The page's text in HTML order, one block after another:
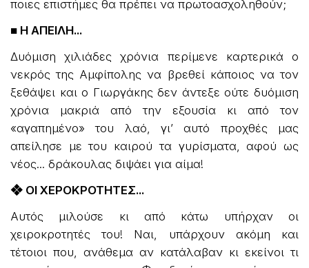
ποιες επιστήμες θα πρέπει να πρωτοασχοληθούν;
■ Η ΑΠΕΙΛΗ...
Δυόμιση χιλιάδες χρόνια περίμενε καρτερικά ο
νεκρός της Αμφίπολης να βρεθεί κάποιος να τον
ξεθάψει και ο Γιωργάκης δεν άντεξε ούτε δυόμιση
χρόνια μακριά από την εξουσία κι από τον
«αγαπημένο» του λαό, γι’ αυτό προχθές μας
απείλησε με του καιρού τα γυρίσματα, αφού ως
νέος... δράκουλας διψάει για αίμα!
❖ ΟΙ ΧΕΡΟΚΡΟΤΗΤΕΣ...
Αυτός μιλούσε κι από κάτω υπήρχαν οι
χειροκροτητές του! Ναι, υπάρχουν ακόμη και
τέτοιοι που, ανάθεμα αν κατάλαβαν κι εκείνοι τι